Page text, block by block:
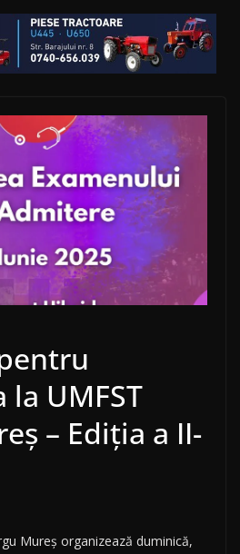
UMFST
– Ediția a II-
Mureș organizează duminică,